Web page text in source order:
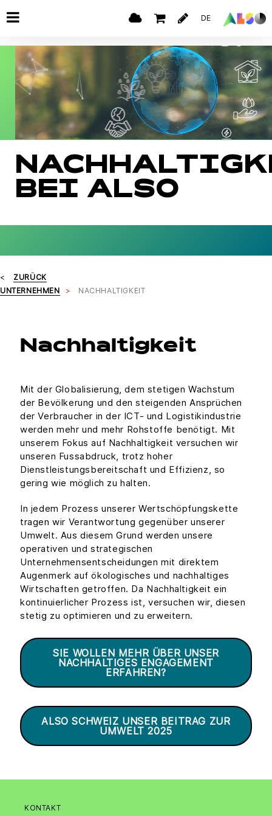
DE
BEI ALSO
ZURÜCK
UNTERNEHMEN
NACHHALTIGKEIT
Nachhaltigkeit
Mit der Globalisierung, dem stetigen Wachstum
der Bevölkerung und den steigenden Ansprüchen
der Verbraucher in der ICT- und Logistikindustrie
werden mehr und mehr Rohstoffe benötigt. Mit
unserem Fokus auf Nachhaltigkeit versuchen wir
unseren Fussabdruck, trotz hoher
Dienstleistungsbereitschaft und Effizienz, so
gering wie möglich zu halten.
In jedem Prozess unserer Wertschöpfungskette
tragen wir Verantwortung gegenüber unserer
Umwelt. Aus diesem Grund werden unsere
operativen und strategischen
Unternehmensentscheidungen mit direktem
Augenmerk auf ökologisches und nachhaltiges
Wirtschaften getroffen. Da Nachhaltigkeit ein
kontinuierlicher Prozess ist, versuchen wir, diesen
stetig zu optimieren und zu erweitern.
SIE WOLLEN MEHR ÜBER UNSER
NACHHALTIGES ENGAGEMENT
ERFAHREN?
ALSO SCHWEIZ UNSER BEITRAG ZUR
UMWELT 2025
KONTAKT